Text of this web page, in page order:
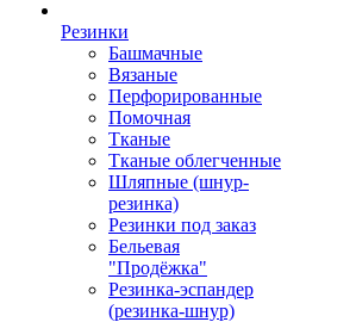
Резинки
Башмачные
Вязаные
Перфорированные
Помочная
Тканые
Тканые облегченные
Шляпные (шнур-
резинка)
Резинки под заказ
Бельевая
"Продёжка"
Резинка-эспандер
(резинка-шнур)